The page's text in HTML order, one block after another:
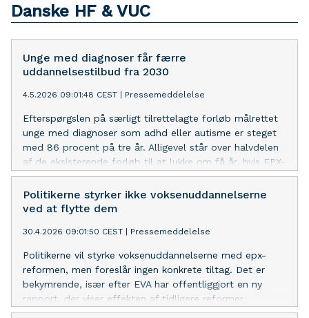
Danske HF & VUC
Unge med diagnoser får færre
uddannelsestilbud fra 2030
4.5.2026 09:01:48 CEST Pressemeddelelse
Efterspørgslen på særligt tilrettelagte forløb målrettet
unge med diagnoser som adhd eller autisme er steget
med 86 procent på tre år. Alligevel står over halvdelen
af de eksisterende forløb til at lukke om få år, hvis EPX-
reformen gennemføres uændret.
Politikerne styrker ikke voksenuddannelserne
ved at flytte dem
30.4.2026 09:01:50 CEST Pressemeddelelse
Politikerne vil styrke voksenuddannelserne med epx-
reformen, men foreslår ingen konkrete tiltag. Det er
bekymrende, især efter EVA har offentliggjort en ny
rapport, der viser effekten af tidligere reformer.